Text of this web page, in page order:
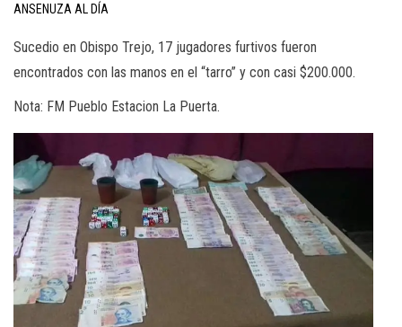
ANSENUZA AL DÍA
Sucedio en Obispo Trejo, 17 jugadores furtivos fueron
encontrados con las manos en el “tarro” y con casi $200.000.
Nota: FM Pueblo Estacion La Puerta.